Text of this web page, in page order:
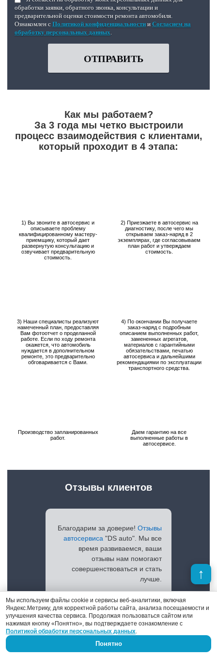
обработки заявки, обратного звонка, консультации и
предварительной оценки стоимости ремонта автомобиля.
Ознакомлен с Политикой конфиденциальности и Согласием на
обработку персональных данных
ОТПРАВИТЬ
Как мы работаем?
За 3 года мы четко выстроили
процесс взаимодействия с клиентами,
который проходит в 4 этапа:
1) Вы звоните в автосервис и
описываете проблему
квалифицированному мастеру-
приемщику, который дает
развернутую консультацию и
озвучивает предварительную
стоимость.
2) Приезжаете в автосервис на
диагностику, после чего мы
открываем заказ-наряд в 2
экземплярах, где согласовываем
план работ и утверждаем
стоимость.
3) Наши специалисты реализуют
намеченный план, предоставляя
Вам фотоотчет о проделанной
работе. Если по ходу ремонта
окажется, что автомобиль
нуждается в дополнительном
ремонте, это предварительно
обговаривается с Вами.
4) По окончании Вы получаете
заказ-наряд с подробным
описанием выполненных работ,
замененных агрегатов,
материалов с гарантийными
обязательствами, печатью
автосервиса и дальнейшими
рекомендациями по эксплуатации
транспортного средства.
Производство запланированных
работ.
Даем гарантию на все
выполненные работы в
автосервисе.
Благодарим за доверие! Отзывы
автосервиса "DS auto". Мы все
время развиваемся, ваши
отзывы нам помогают
совершенствоваться и стать
лучше.
Просмотреть отзывы
Отзывы клиентов
Мы используем файлы cookie и сервисы веб-аналитики, включая
Яндекс.Метрику, для корректной работы сайта, анализа посещаемости и
улучшения качества сервиса. Продолжая пользоваться сайтом или
нажимая кнопку «Понятно», вы подтверждаете ознакомление с
Политикой обработки персональных данных.
Понятно